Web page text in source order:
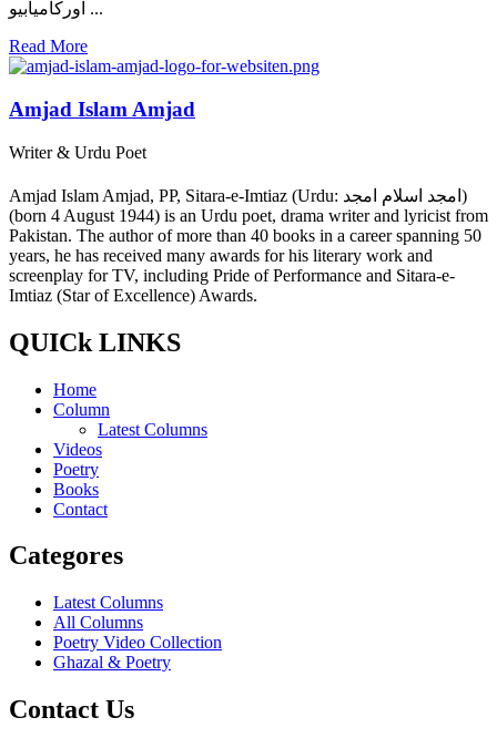
اورکامیابیو ...
Read More
Amjad Islam Amjad
Writer & Urdu Poet
Amjad Islam Amjad, PP, Sitara-e-Imtiaz (Urdu: امجد اسلام امجد)
(born 4 August 1944) is an Urdu poet, drama writer and lyricist from
Pakistan. The author of more than 40 books in a career spanning 50
years, he has received many awards for his literary work and
screenplay for TV, including Pride of Performance and Sitara-e-
Imtiaz (Star of Excellence) Awards.
QUICk LINKS
Home
Column
Latest Columns
Videos
Poetry
Books
Contact
Categores
Latest Columns
All Columns
Poetry Video Collection
Ghazal & Poetry
Contact Us